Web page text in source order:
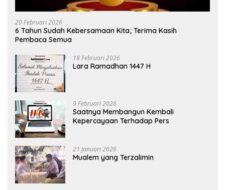
20 Februari 2026
6 Tahun Sudah Kebersamaan Kita; Terima Kasih
Pembaca Semua
18 Februari 2026
Lara Ramadhan 1447 H
9 Februari 2026
Saatnya Membangun Kembali
Kepercayaan Terhadap Pers
21 Januari 2026
Mualem yang Terzalimin